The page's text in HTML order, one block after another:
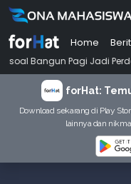
Home
Pagi Jadi Perdebatan • Siti
forHat:
Download sekarang di Play
lainnya dan